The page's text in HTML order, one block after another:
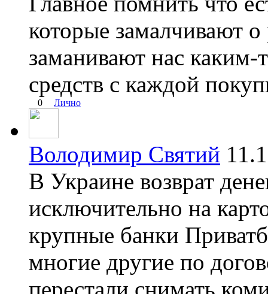
которые замалчивают
заманивают нас каким-
средств с каждой
0 Лично
Володимир Святий
В Украине возврат
исключительно на
крупные банки
многие другие по